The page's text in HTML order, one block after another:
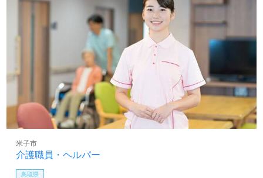
介護職員・ヘルパー
米子市
鳥取県